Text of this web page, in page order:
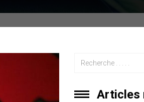
Articles